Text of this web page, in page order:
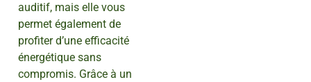
auditif, mais elle vous
permet également de
profiter d’une efficacité
énergétique sans
compromis. Grâce à un